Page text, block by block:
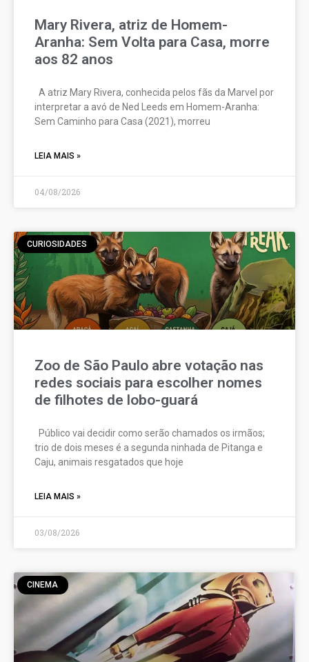
Mary Rivera, atriz de Homem-
Aranha: Sem Volta para Casa, morre
aos 82 anos
A atriz Mary Rivera, conhecida pelos fãs da Marvel por
interpretar a avó de Ned Leeds em Homem-Aranha:
Sem Caminho para Casa (2021), morreu
LEIA MAIS »
04/08/2026
CURIOSIDADES
Zoo de São Paulo abre votação nas
redes sociais para escolher nomes
de filhotes de lobo-guará
Público vai decidir como serão chamados os irmãos;
trio de dois meses é a segunda ninhada de Pitanga e
Caju, animais resgatados que hoje
LEIA MAIS »
03/08/2026
CINEMA